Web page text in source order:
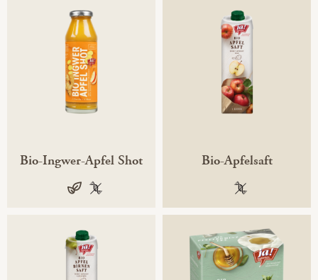
Bio-Ingwer-Apfel Shot
vegan100 % gentechnikfrei
Bio-Apfelsaft
100 %